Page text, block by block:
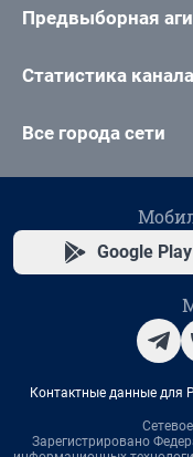
Предвыборная
Статистика
Все города сети
Google Play
Контактные данные для
Зарегистрировано